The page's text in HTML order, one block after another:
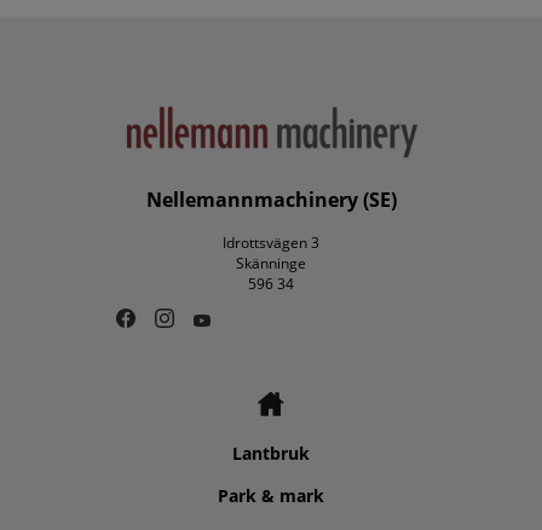
Nellemannmachinery (SE)
Idrottsvägen 3
Skänninge
596 34
Lantbruk
Park & mark